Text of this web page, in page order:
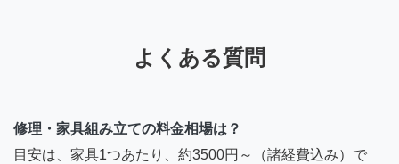
よくある質問
修理・家具組み立ての料金相場は？
目安は、家具1つあたり、約3500円～（諸経費込み）で